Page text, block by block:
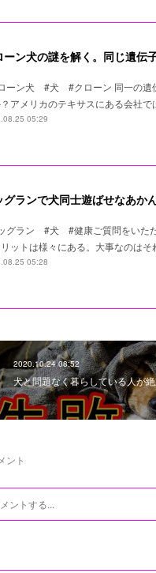
ーン犬の謎を解く。同じ遺伝
ーン犬 #犬 #クローン 同一の遺
アメリカのテキサスにある会社
05:29
グランで犬同士遊ばせなあか
グラン #犬 #健康ご質問をいただ
ットは様々にある。大事なのは
05:28
2020.10.24 08:52
犬と問題なく暮らしている人が
ント